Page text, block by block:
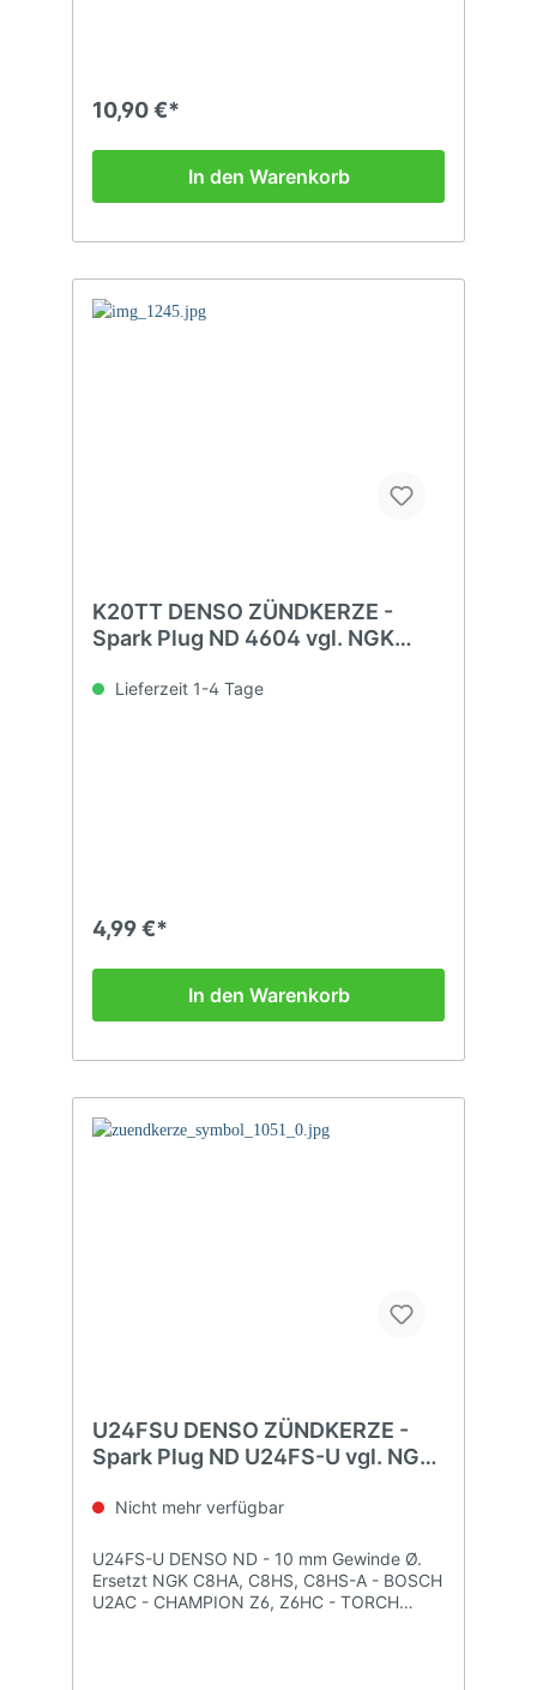
10,90 €*
In den Warenkorb
K20TT DENSO ZÜNDKERZE -
Spark Plug ND 4604 vgl. NGK
Lieferzeit 1-4 Tage
4,99 €*
In den Warenkorb
U24FSU DENSO ZÜNDKERZE -
Spark Plug ND U24FS-U vgl. NGK
Nicht mehr verfügbar
U24FS-U DENSO ND - 10 mm Gewinde Ø.
Ersetzt NGK C8HA, C8HS, C8HS-A - BOSCH
U2AC - CHAMPION Z6, Z6HC - TORCH